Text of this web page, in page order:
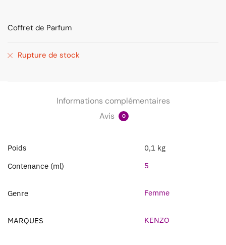
Coffret de Parfum
Rupture de stock
Informations complémentaires
Avis
0
Poids
0,1 kg
Contenance (ml)
5
Genre Femme
MARQUES KENZO